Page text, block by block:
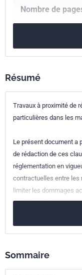
Nombre de
Codes ICS
91.200
Travaux en souterrain
Indice de
Numéro de tirage
Résumé
Travaux à proximité de
particulières dans les
Le présent document a
de rédaction de ces
réglementation en
contractuelles entre les
limiter les dommages
doivent aider les
marchés respectifs les
obligations
Sommaire